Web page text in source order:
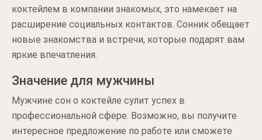
коктейлем в компании знакомых, это намекает на
расширение социальных контактов. Сонник обещает
новые знакомства и встречи, которые подарят вам
яркие впечатления.
Значение для мужчины
Мужчине сон о коктейле сулит успех в
профессиональной сфере. Возможно, вы получите
интересное предложение по работе или сможете